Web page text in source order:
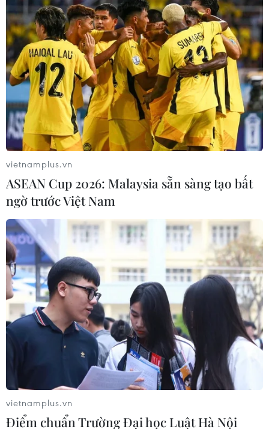
TIN LIÊN QUAN
Có thêm một tuyến xe buýt điện, Hà Nội
hiện thực mục tiêu chuyển đổi xanh
18/04/2025 07:21
Hà Nội khai trương thêm một tuyến xe buýt điện đưa
vào vận hành, khai thác góp phần hiện thực hóa mục
tiêu phát triển đô thị bền vững, giảm phát thải khí nhà
kính và bảo vệ môi trường.
vietnamplus.vn
ASEAN Cup 2026: Malaysia sẵn sàng tạo bất
ngờ trước Việt Nam
vietnamplus.vn
Điểm chuẩn Trường Đại học Luật Hà Nội